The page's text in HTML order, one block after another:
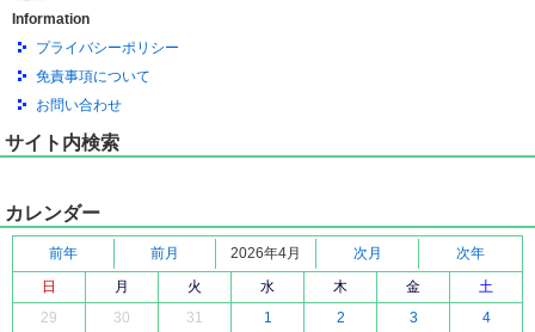
Information
プライバシーポリシー
免責事項について
お問い合わせ
サイト内検索
カレンダー
前年 前月 2026年4月 次月
次年
日
月 火 水 木 金
土
29
30 31 1 2 3 4